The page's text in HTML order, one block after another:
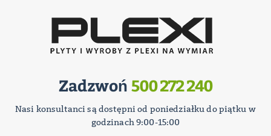
Zadzwoń 500 272 240
Nasi konsultanci są dostępni od poniedziałku do piątku w
godzinach 9:00-15:00